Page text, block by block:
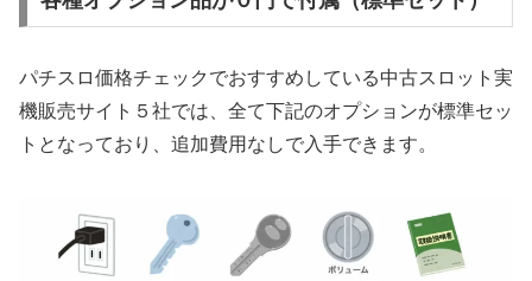
パチスロ価格チェックでおすすめしている中古スロット実
機販売サイト５社では、全て下記のオプションが標準セッ
トとなっており、追加費用なしで入手できます。